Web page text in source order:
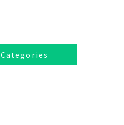
Categories